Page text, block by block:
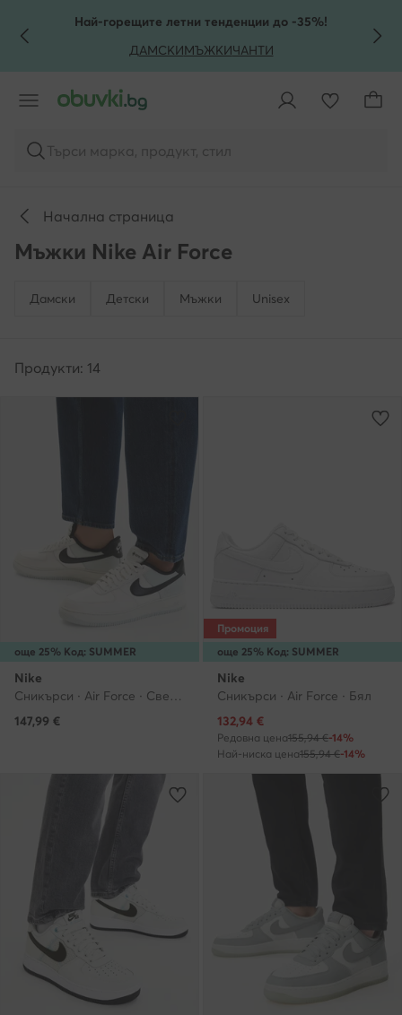
КЪМ ОСНОВНОТО СЪДЪРЖАНИЕ
КЪМ ТЪРСЕНЕНай-горещите летни тенденции до -35%!
ДАМСКИМЪЖКИЧАНТИ
Търси марка, продукт, стил
Начална страница
Мъжки Nike Air Force
Дамски Детски Мъжки Unisex
Продукти: 14
още 25% Код: SUMMER
Nike
Сникърси · Air Force · Светлобежов
147,99 €
още 25% Код: SUMMER
Промоция
Nike
Сникърси · Air Force · Бял
Актуална цена
132,94 €
Редовна цена155,94 €-14%
Най-ниска цена155,94 €-14%